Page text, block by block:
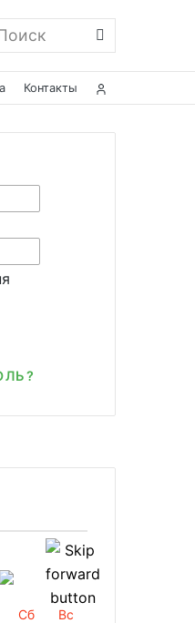
Контакты
Сб Вс